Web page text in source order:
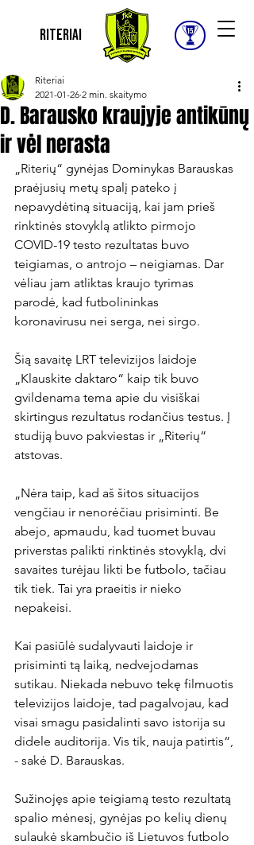
Riteriai
D. Barausko kraujyje antikūnų
ir vėl nerasta
Riteriai
2021-01-26 2 min. skaitymo
„Riterių“ gynėjas Dominykas Barauskas
praėjusių metų spalį pateko į
nepavydėtiną situaciją, kai jam prieš
rinktinės stovyklą atlikto pirmojo
COVID-19 testo rezultatas buvo
teigiamas, o antrojo – neigiamas. Dar
vėliau jam atliktas kraujo tyrimas
parodė, kad futbolininkas
koronavirusu nei serga, nei sirgo.
Šią savaitę LRT televizijos laidoje
„Klauskite daktaro“ kaip tik buvo
gvildenama tema apie du visiškai
skirtingus rezultatus rodančius testus. Į
studiją buvo pakviestas ir „Riterių“
atstovas.
„Nėra taip, kad aš šitos situacijos
vengčiau ir nenorėčiau prisiminti. Be
abejo, apmaudu, kad tuomet buvau
priverstas palikti rinktinės stovyklą, dvi
savaites turėjau likti be futbolo, tačiau
tik tiek. Tai yra praeitis ir nieko
nepakeisi.
Kai pasiūlė sudalyvauti laidoje ir
prisiminti tą laiką, nedvejodamas
sutikau. Niekada nebuvo tekę filmuotis
televizijos laidoje, tad pagalvojau, kad
visai smagu pasidalinti savo istorija su
didele auditorija. Vis tik, nauja patirtis“,
- sakė D. Barauskas.
Sužinojęs apie teigiamą testo rezultatą
spalio mėnesį, gynėjas po kelių dienų
sulaukė skambučio iš Lietuvos futbolo